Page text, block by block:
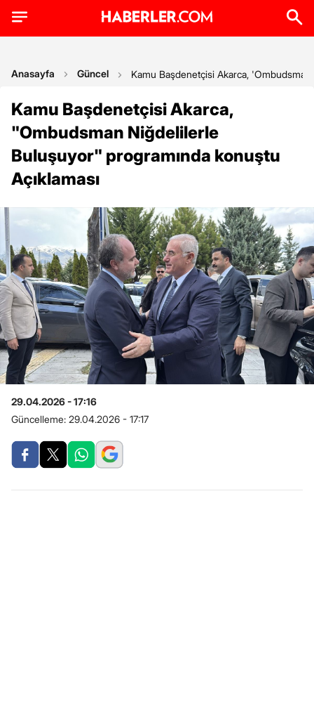
Anasayfa Güncel Kamu Başdenetçisi Akarca,
Kamu Başdenetçisi Akarca,
"Ombudsman Niğdelilerle
Buluşuyor" programında konuştu
Açıklaması
29.04.2026 - 17:16
Güncelleme: 29.04.2026 - 17:17